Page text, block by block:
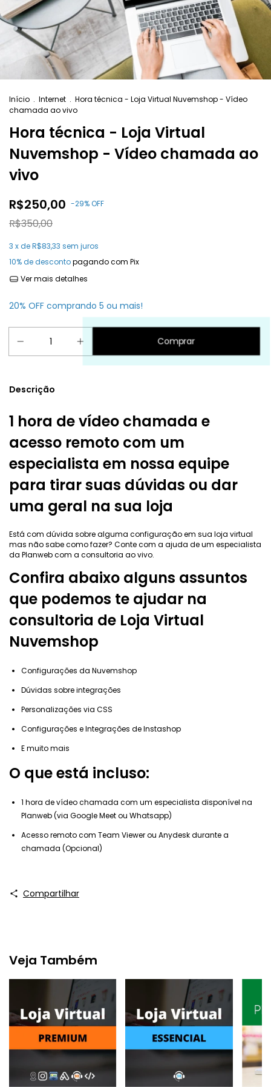
Início . Internet . Hora técnica - Loja Virtual Nuvemshop - Vídeo
chamada ao vivo
Hora técnica - Loja Virtual
Nuvemshop - Vídeo chamada ao
vivo
R$250,00 -29%OFF
R$350,00
3 x deR$83,33 sem juros
10% de descontopagando com Pix
Ver mais detalhes
20% OFF comprando 5 ou mais!
Descrição
1 hora de vídeo chamada e
acesso remoto com um
especialista em nossa equipe
para tirar suas dúvidas ou dar
uma geral na sua loja
Está com dúvida sobre alguma configuração em sua loja virtual
mas não sabe como fazer? Conte com a ajuda de um especialista
da Planweb com a consultoria ao vivo.
Confira abaixo alguns assuntos
que podemos te ajudar na
consultoria de Loja Virtual
Nuvemshop
Configurações da Nuvemshop
Dúvidas sobre integrações
Personalizações via CSS
Configurações e Integrações de Instashop
E muito mais
O que está incluso:
1 hora de vídeo chamada com um especialista disponível na
Planweb (via Google Meet ou Whatsapp)
Acesso remoto com Team Viewer ou Anydesk durante a
chamada (Opcional)
Compartilhar
Veja Também